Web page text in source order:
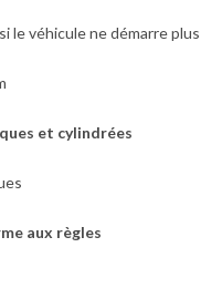
le véhicule ne démarre plus
et cylindrées
aux règles